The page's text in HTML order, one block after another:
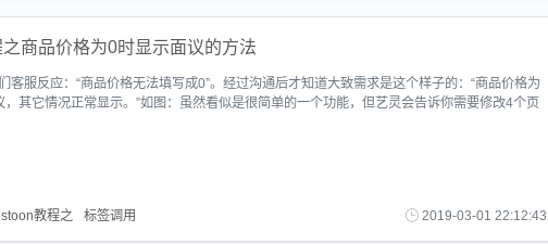
商品价格为0时显示面议的方法
客服反应：“商品价格无法填写成0”。经过沟通后才知道大致需求是这个样子的：“商品价格为
，其它情况正常显示。”如图：虽然看似是很简单的一个功能，但艺灵会告诉你需要修改4个页
教程之 标签调用 2019-03-01 22:12:43